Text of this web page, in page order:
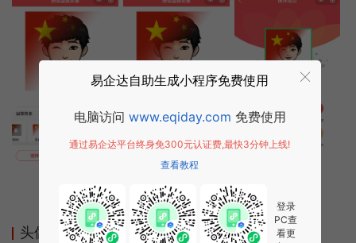
头像小助手极速版小程序使用方法
易企达自助生成小程序免费使用
电脑访问 www.eqiday.com 免费使用
通过易企达平台终身免300元认证费,最快3分钟上线!
查看教程
登录
PC查
看更